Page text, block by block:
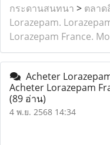
กระดานสนทนา > ตลา
Lorazepam.
Lorazepam France.
Acheter
Acheter Lorazepam
(89 อ่าน)
4 พ.ย. 2568 14:34